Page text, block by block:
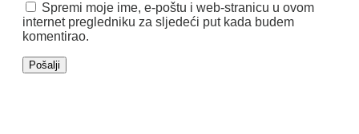
Spremi moje ime, e-poštu i web-stranicu u ovom
internet pregledniku za sljedeći put kada budem
komentirao.